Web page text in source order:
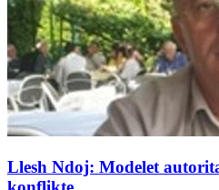
Llesh Ndoj: Modelet